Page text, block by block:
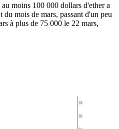
moins 100 000 dollars d'ether a
du mois de mars, passant d'un peu
à plus de 75 000 le 22 mars,